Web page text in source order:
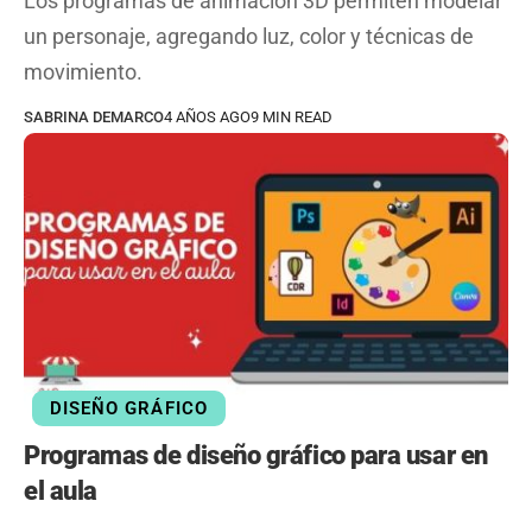
un personaje, agregando luz, color y técnicas de
movimiento.
SABRINA DEMARCO4 AÑOS AGO9 MIN READ
DISEÑO GRÁFICO
Programas de diseño gráfico para usar en
el aula